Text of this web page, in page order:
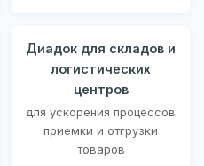
Диадок для складов и
логистических
центров
для ускорения процессов
приемки и отгрузки
товаров